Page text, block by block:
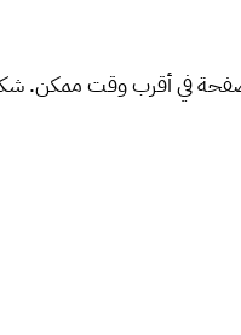
في أقرب وقت ممكن.